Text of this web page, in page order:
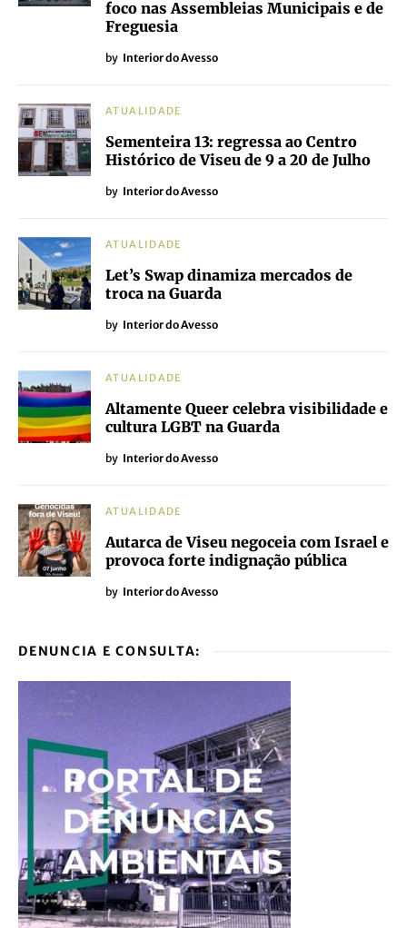
foco nas Assembleias Municipais e de
Freguesia
by Interior do Avesso
ATUALIDADE
Sementeira 13: regressa ao Centro
Histórico de Viseu de 9 a 20 de Julho
by Interior do Avesso
ATUALIDADE
Let’s Swap dinamiza mercados de
troca na Guarda
by Interior do Avesso
ATUALIDADE
Altamente Queer celebra visibilidade e
cultura LGBT na Guarda
by Interior do Avesso
ATUALIDADE
Autarca de Viseu negoceia com Israel e
provoca forte indignação pública
by Interior do Avesso
DENUNCIA E CONSULTA: